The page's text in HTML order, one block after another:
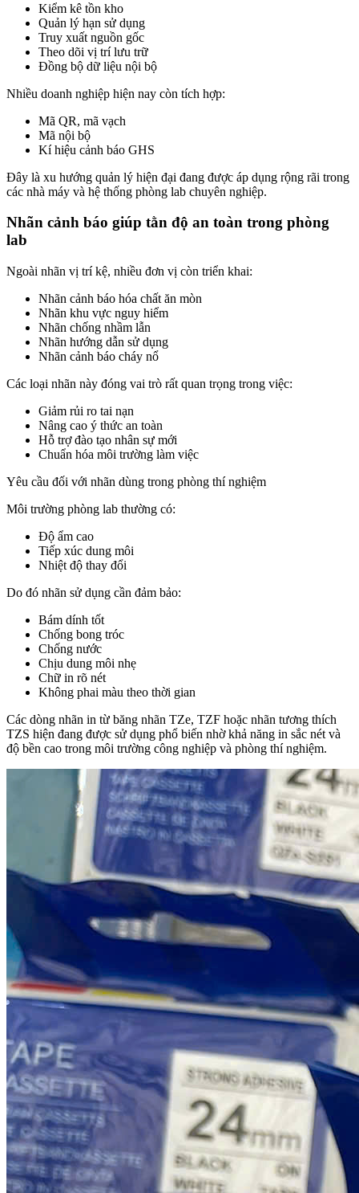
Kiểm kê tồn kho
Quản lý hạn sử dụng
Truy xuất nguồn gốc
Theo dõi vị trí lưu trữ
Đồng bộ dữ liệu nội bộ
Nhiều doanh nghiệp hiện nay còn tích hợp:
Mã QR, mã vạch
Mã nội bộ
Kí hiệu cảnh báo GHS
Đây là xu hướng quản lý hiện đại đang được áp dụng rộng rãi trong
các nhà máy và hệ thống phòng lab chuyên nghiệp.
Nhãn cảnh báo giúp tằn độ an toàn trong phòng
lab
Ngoài nhãn vị trí kệ, nhiều đơn vị còn triển khai:
Nhãn cảnh báo hóa chất ăn mòn
Nhãn khu vực nguy hiểm
Nhãn chống nhầm lẫn
Nhãn hướng dẫn sử dụng
Nhãn cảnh báo cháy nổ
Các loại nhãn này đóng vai trò rất quan trọng trong việc:
Giảm rủi ro tai nạn
Nâng cao ý thức an toàn
Hỗ trợ đào tạo nhân sự mới
Chuẩn hóa môi trường làm việc
Yêu cầu đối với nhãn dùng trong phòng thí nghiệm
Môi trường phòng lab thường có:
Độ ẩm cao
Tiếp xúc dung môi
Nhiệt độ thay đổi
Do đó nhãn sử dụng cần đảm bảo:
Bám dính tốt
Chống bong tróc
Chống nước
Chịu dung môi nhẹ
Chữ in rõ nét
Không phai màu theo thời gian
Các dòng nhãn in từ băng nhãn TZe, TZF hoặc nhãn tương thích
TZS hiện đang được sử dụng phổ biến nhờ khả năng in sắc nét và
độ bền cao trong môi trường công nghiệp và phòng thí nghiệm.